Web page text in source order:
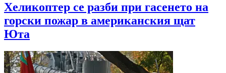
Хеликоптер се разби при гасенето на
горски пожар в американския щат
Юта